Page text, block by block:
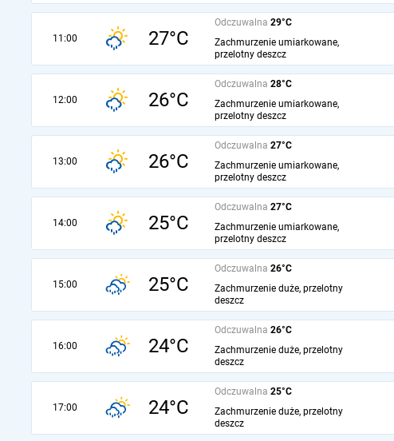
11:00 27°C
Odczuwalna 29°C
Zachmurzenie umiarkowane,
przelotny deszcz
12:00 26°C
Odczuwalna 28°C
Zachmurzenie umiarkowane,
przelotny deszcz
13:00 26°C
Odczuwalna 27°C
Zachmurzenie umiarkowane,
przelotny deszcz
14:00 25°C
Odczuwalna 27°C
Zachmurzenie umiarkowane,
przelotny deszcz
15:00 25°C
Odczuwalna 26°C
Zachmurzenie duże, przelotny
deszcz
16:00 24°C
Odczuwalna 26°C
Zachmurzenie duże, przelotny
deszcz
17:00 24°C
Odczuwalna 25°C
Zachmurzenie duże, przelotny
deszcz